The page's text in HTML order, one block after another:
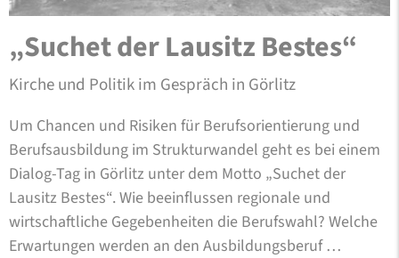
„Suchet der Lausitz Bestes“
Kirche und Politik im Gespräch in Görlitz
Um Chancen und Risiken für Berufsorientierung und
Berufsausbildung im Strukturwandel geht es bei einem
Dialog-Tag in Görlitz unter dem Motto „Suchet der
Lausitz Bestes“. Wie beeinflussen regionale und
wirtschaftliche Gegebenheiten die Berufswahl? Welche
Erwartungen werden an den Ausbildungsberuf …